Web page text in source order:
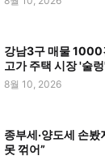
강남3구 매물
고가 주택 시장 '술
8월 10, 2026
종부세·양도세 손
못 꺾어”